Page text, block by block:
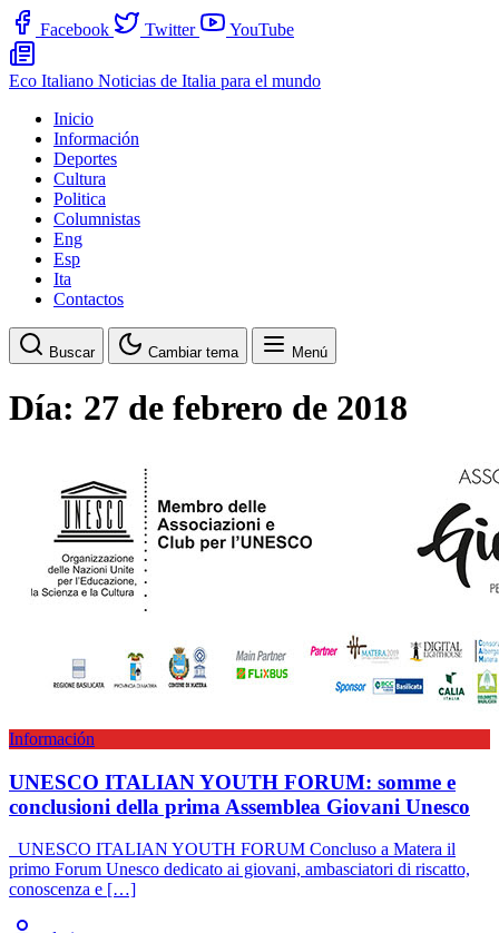
Facebook Twitter YouTube
Eco Italiano Noticias de Italia para el mundo
Inicio
Información
Deportes
Cultura
Politica
Columnistas
Eng
Esp
Ita
Contactos
Buscar Cambiar tema Menú
Día: 27 de febrero de 2018
Información
UNESCO ITALIAN YOUTH FORUM: somme e
conclusioni della prima Assemblea Giovani Unesco
UNESCO ITALIAN YOUTH FORUM Concluso a Matera il
primo Forum Unesco dedicato ai giovani, ambasciatori di riscatto,
conoscenza e […]